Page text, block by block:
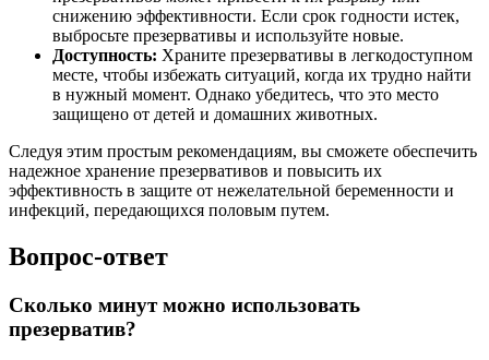
снижению эффективности. Если срок годности истек,
выбросьте презервативы и используйте новые.
Доступность: Храните презервативы в легкодоступном
месте, чтобы избежать ситуаций, когда их трудно найти
в нужный момент. Однако убедитесь, что это место
защищено от детей и домашних животных.
Следуя этим простым рекомендациям, вы сможете обеспечить
надежное хранение презервативов и повысить их
эффективность в защите от нежелательной беременности и
инфекций, передающихся половым путем.
Вопрос-ответ
Сколько минут можно использовать
презерватив?